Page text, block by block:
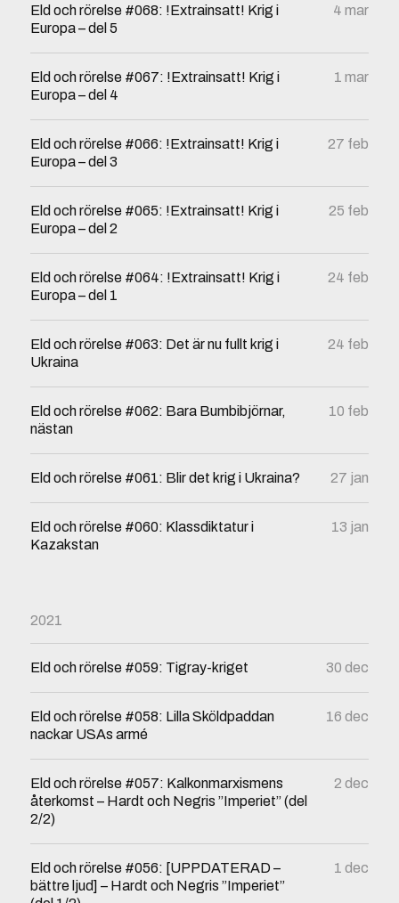
Eld och rörelse #068: !Extrainsatt! Krig i
Europa – del 5
4 mar
Eld och rörelse #067: !Extrainsatt! Krig i
Europa – del 4
1 mar
Eld och rörelse #066: !Extrainsatt! Krig i
Europa – del 3
27 feb
Eld och rörelse #065: !Extrainsatt! Krig i
Europa – del 2
25 feb
Eld och rörelse #064: !Extrainsatt! Krig i
Europa – del 1
24 feb
Eld och rörelse #063: Det är nu fullt krig i
Ukraina
24 feb
Eld och rörelse #062: Bara Bumbibjörnar,
nästan
10 feb
Eld och rörelse #061: Blir det krig i Ukraina? 27 jan
Eld och rörelse #060: Klassdiktatur i
Kazakstan
13 jan
2021
Eld och rörelse #059: Tigray-kriget 30 dec
Eld och rörelse #058: Lilla Sköldpaddan
nackar USAs armé
16 dec
Eld och rörelse #057: Kalkonmarxismens
återkomst – Hardt och Negris ”Imperiet” (del
2/2)
2 dec
Eld och rörelse #056: [UPPDATERAD –
bättre ljud] – Hardt och Negris ”Imperiet”
1 dec